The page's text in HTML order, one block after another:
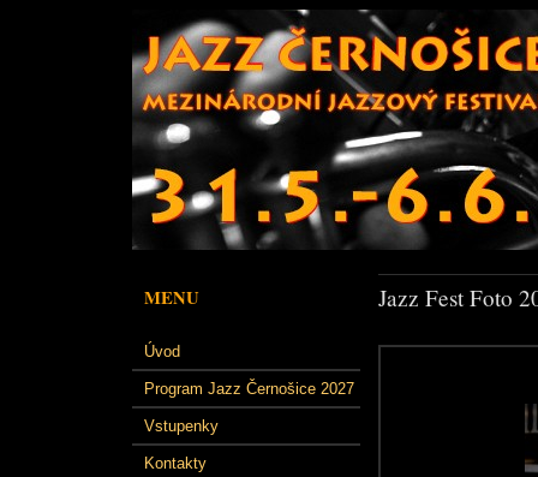
MENU
Úvod
Program Jazz Černošice 2027
Vstupenky
Kontakty
Jazz Fest Foto